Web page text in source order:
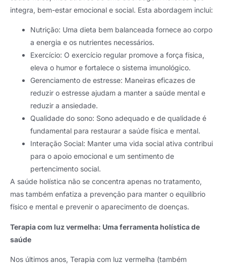
integra, bem-estar emocional e social. Esta abordagem inclui:
Nutrição: Uma dieta bem balanceada fornece ao corpo
a energia e os nutrientes necessários.
Exercício: O exercício regular promove a força física,
eleva o humor e fortalece o sistema imunológico.
Gerenciamento de estresse: Maneiras eficazes de
reduzir o estresse ajudam a manter a saúde mental e
reduzir a ansiedade.
Qualidade do sono: Sono adequado e de qualidade é
fundamental para restaurar a saúde física e mental.
Interação Social: Manter uma vida social ativa contribui
para o apoio emocional e um sentimento de
pertencimento social.
A saúde holística não se concentra apenas no tratamento,
mas também enfatiza a prevenção para manter o equilíbrio
físico e mental e prevenir o aparecimento de doenças.
Terapia com luz vermelha: Uma ferramenta holística de
saúde
Nos últimos anos, Terapia com luz vermelha (também